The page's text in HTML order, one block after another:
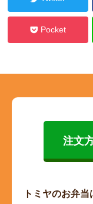
Pocket
注文
トミヤのお弁